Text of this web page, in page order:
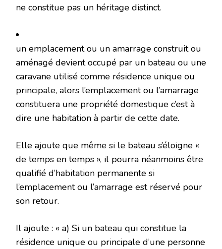
ne constitue pas un héritage distinct.
un emplacement ou un amarrage construit ou
aménagé devient occupé par un bateau ou une
caravane utilisé comme résidence unique ou
principale, alors l’emplacement ou l’amarrage
constituera une propriété domestique c’est à
dire une habitation à partir de cette date.
Elle ajoute que même si le bateau s’éloigne «
de temps en temps », il pourra néanmoins être
qualifié d’habitation permanente si
l’emplacement ou l’amarrage est réservé pour
son retour.
Il ajoute : « a) Si un bateau qui constitue la
résidence unique ou principale d’une personne